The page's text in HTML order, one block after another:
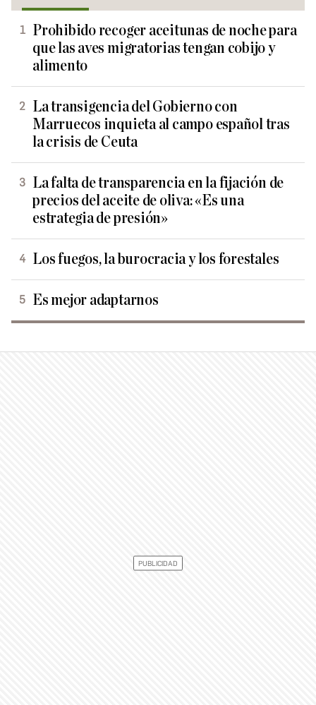
Prohibido recoger aceitunas de noche para
que las aves migratorias tengan cobijo y
alimento
La transigencia del Gobierno con
Marruecos inquieta al campo español tras
la crisis de Ceuta
La falta de transparencia en la fijación de
precios del aceite de oliva: «Es una
estrategia de presión»
Los fuegos, la burocracia y los forestales
Es mejor adaptarnos